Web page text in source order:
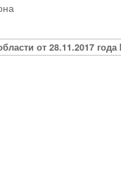
от 28.11.2017